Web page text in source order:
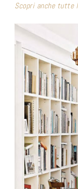
Scopri anche tutte